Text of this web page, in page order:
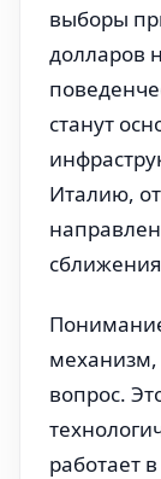
выборы
долларов
станут
Италию,
Понимание
механизм,
вопрос.
работает